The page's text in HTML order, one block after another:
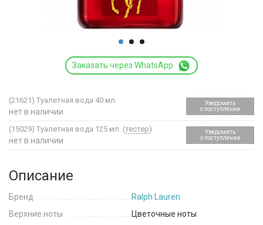
Заказать через WhatsApp
(21621) Туалетная вода 40 мл.
нет в наличии
Уведомить
о поступлении
(15029) Туалетная вода 125 мл. (тестер)
нет в наличии
Уведомить
о поступлении
Описание
Бренд
Ralph Lauren
Верхние ноты
Цветочные ноты